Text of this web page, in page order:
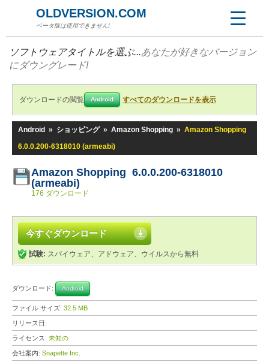
OLDVERSION.COM
ベータ版は使用できません!
ソフトウェアタイトルを選ぶ...あなたが好きなバージョン
にダウングレード!
ダウンロードの閲覧 Android すべてのダウンロードを表示
Android » ショッピング » Amazon Shopping » Amazon Shopping
6.0.0.200-6318010 (armeabi)
Amazon Shopping 6.0.0.200-6318010
(armeabi)
176 ダウンロード
今すぐダウンロード
試験: スパイウェア、アドウェア、ウイルスから無料
ダウンロード: Android
ファイル サイズ: 32.5 MB
リリース日:
ライセンス: 未知の
会社案内: Snapette Inc.